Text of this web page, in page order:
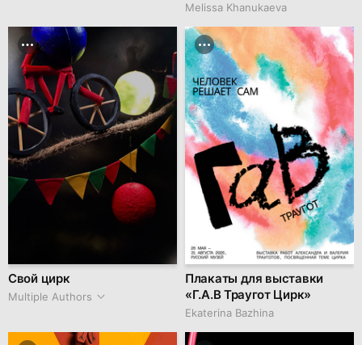
Melissa Khanukaeva
Свой цирк
Multiple Authors
Плакаты для выставки
«Г.А.В Траугот Цирк»
Ekaterina Bazhina